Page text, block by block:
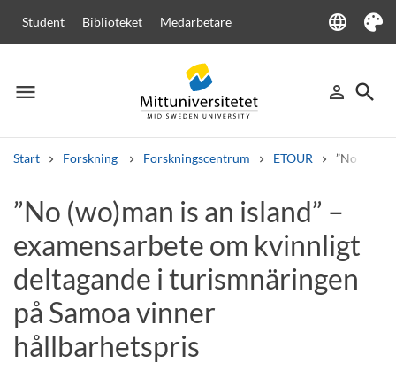
Student Biblioteket Medarbetare language
Language
Tema
menu
Meny person_outline
Logga in
search
Sök
Start Forskning Forskningscentrum ETOUR ”No
Andra söktjänster
Kurser och program KursplanerVälkomstbrev Personal
Lediga jobb
”No (wo)man is an island” –
examensarbete om kvinnligt
deltagande i turismnäringen
på Samoa vinner
hållbarhetspris